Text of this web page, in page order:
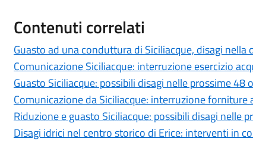
Contenuti correlati
Guasto ad una conduttura di Siciliacque, disagi nella
Comunicazione Siciliacque: interruzione esercizio
Guasto Siciliacque: possibili disagi nelle prossime 48
Comunicazione da Siciliacque: interruzione
Riduzione e guasto Siciliacque: possibili disagi nelle
Disagi idrici nel centro storico di Erice: interventi in